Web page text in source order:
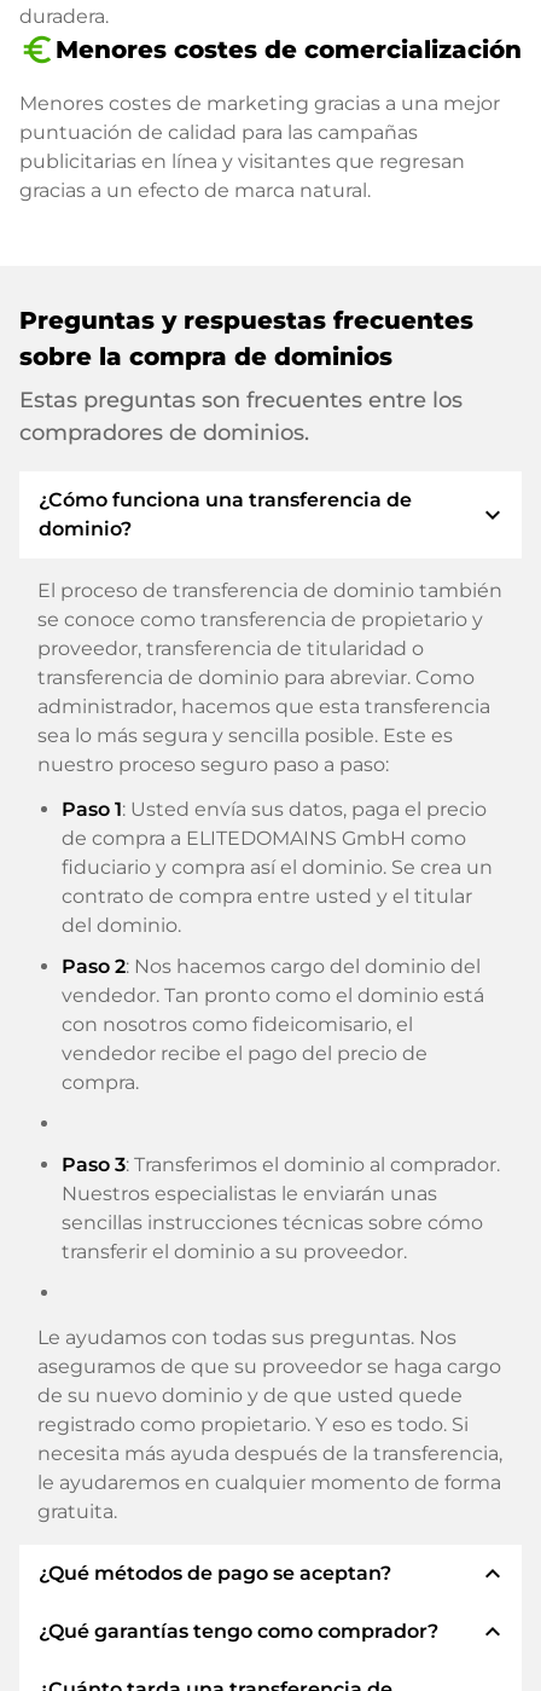
duradera.
euro_symbol Menores costes de comercialización
Menores costes de marketing gracias a una mejor
puntuación de calidad para las campañas
publicitarias en línea y visitantes que regresan
gracias a un efecto de marca natural.
Preguntas y respuestas frecuentes
sobre la compra de dominios
Estas preguntas son frecuentes entre los
compradores de dominios.
¿Cómo funciona una transferencia de
dominio?
expand_more
El proceso de transferencia de dominio también
se conoce como transferencia de propietario y
proveedor, transferencia de titularidad o
transferencia de dominio para abreviar. Como
administrador, hacemos que esta transferencia
sea lo más segura y sencilla posible. Este es
nuestro proceso seguro paso a paso:
Paso 1: Usted envía sus datos, paga el precio
de compra a ELITEDOMAINS GmbH como
fiduciario y compra así el dominio. Se crea un
contrato de compra entre usted y el titular
del dominio.
Paso 2: Nos hacemos cargo del dominio del
vendedor. Tan pronto como el dominio está
con nosotros como fideicomisario, el
vendedor recibe el pago del precio de
compra.
Paso 3: Transferimos el dominio al comprador.
Nuestros especialistas le enviarán unas
sencillas instrucciones técnicas sobre cómo
transferir el dominio a su proveedor.
Le ayudamos con todas sus preguntas. Nos
aseguramos de que su proveedor se haga cargo
de su nuevo dominio y de que usted quede
registrado como propietario. Y eso es todo. Si
necesita más ayuda después de la transferencia,
le ayudaremos en cualquier momento de forma
gratuita.
¿Qué métodos de pago se aceptan? expand_less
Utilizamos SEPA como prepago y utilizamos
¿Qué garantías tengo como comprador? expand_less